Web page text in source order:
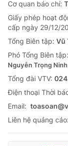
Cơ quan báo chí:
Giấy phép hoạt
cấp ngày 29/12/
Tổng Biên tập: Vũ
Phó Tổng Biên tập:
Nguyễn Trọng Ninh
Tổng đài VTV:
Ðiện thoại Thời
Email:
Liên hệ quảng cáo: